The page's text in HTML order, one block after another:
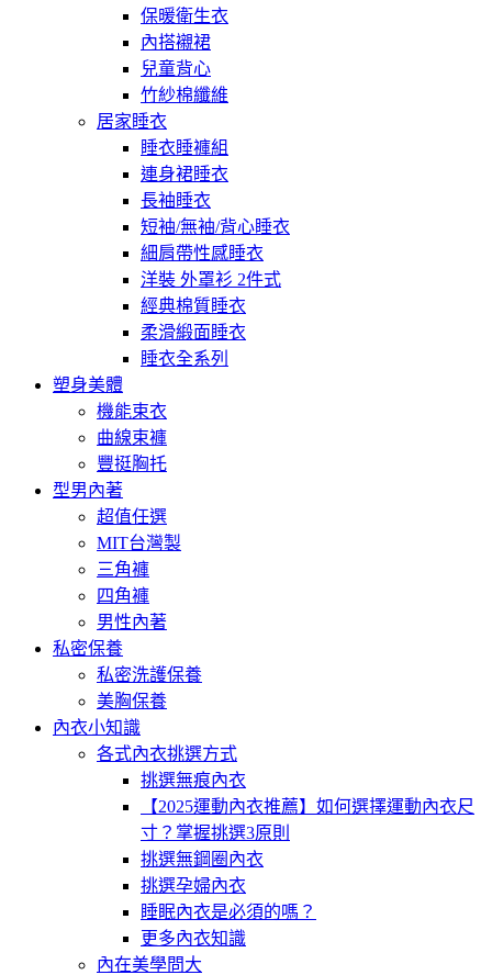
保暖衛生衣
內搭襯裙
兒童背心
竹紗棉纖維
居家睡衣
睡衣睡褲組
連身裙睡衣
長袖睡衣
短袖/無袖/背心睡衣
細肩帶性感睡衣
洋裝 外罩衫 2件式
經典棉質睡衣
柔滑緞面睡衣
睡衣全系列
塑身美體
機能束衣
曲線束褲
豐挺胸托
型男內著
超值任選
MIT台灣製
三角褲
四角褲
男性內著
私密保養
私密洗護保養
美胸保養
內衣小知識
各式內衣挑選方式
挑選無痕內衣
【2025運動內衣推薦】如何選擇運動內衣尺
寸？掌握挑選3原則
挑選無鋼圈內衣
挑選孕婦內衣
睡眠內衣是必須的嗎？
更多內衣知識
內在美學問大